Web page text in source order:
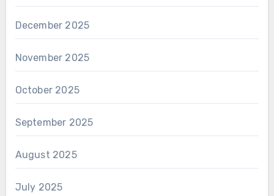
December 2025
November 2025
October 2025
September 2025
August 2025
July 2025